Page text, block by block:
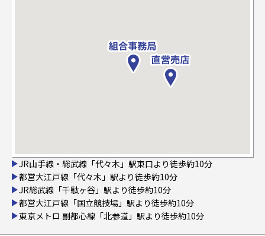
JR山手線・総武線「代々木」駅東口より徒歩約10分
都営大江戸線「代々木」駅より徒歩約10分
JR総武線「千駄ヶ谷」駅より徒歩約10分
都営大江戸線「国立競技場」駅より徒歩約10分
東京メトロ 副都心線「北参道」駅より徒歩約10分